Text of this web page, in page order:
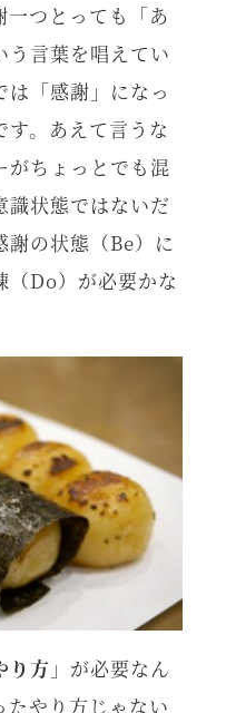
一つとっても「あ
う言葉を唱えてい
は「感謝」になっ
。あえて言うな
がちょっとでも混
識状態ではないだ
謝の状態（Be）に
（Do）が必要かな
り方 」が必要なん
たやり方じゃない